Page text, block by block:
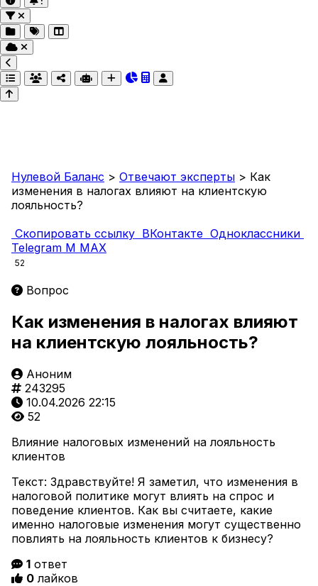
Нулевой Баланс > Отвечают эксперты > Как
изменения в налогах влияют на клиентскую
лояльность?
Скопировать ссылку ВКонтакте Одноклассники
Telegram M MAX
52
Вопрос
Как изменения в налогах влияют
на клиентскую лояльность?
Аноним
243295
10.04.2026 22:15
52
Влияние налоговых изменений на лояльность
клиентов
Текст: Здравствуйте! Я заметил, что изменения в
налоговой политике могут влиять на спрос и
поведение клиентов. Как вы считаете, какие
именно налоговые изменения могут существенно
повлиять на лояльность клиентов к бизнесу?
1 ответ
0 лайков